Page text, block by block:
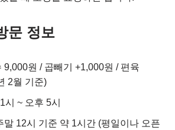
문 정보
9,000원 / 곱빼기 +1,000원 / 편육
2월 기준)
시 ~ 오후 5시
말 12시 기준 약 1시간 (평일이나 오픈